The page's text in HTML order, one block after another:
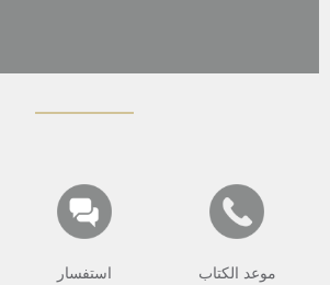
موعد الكتاب استفسار